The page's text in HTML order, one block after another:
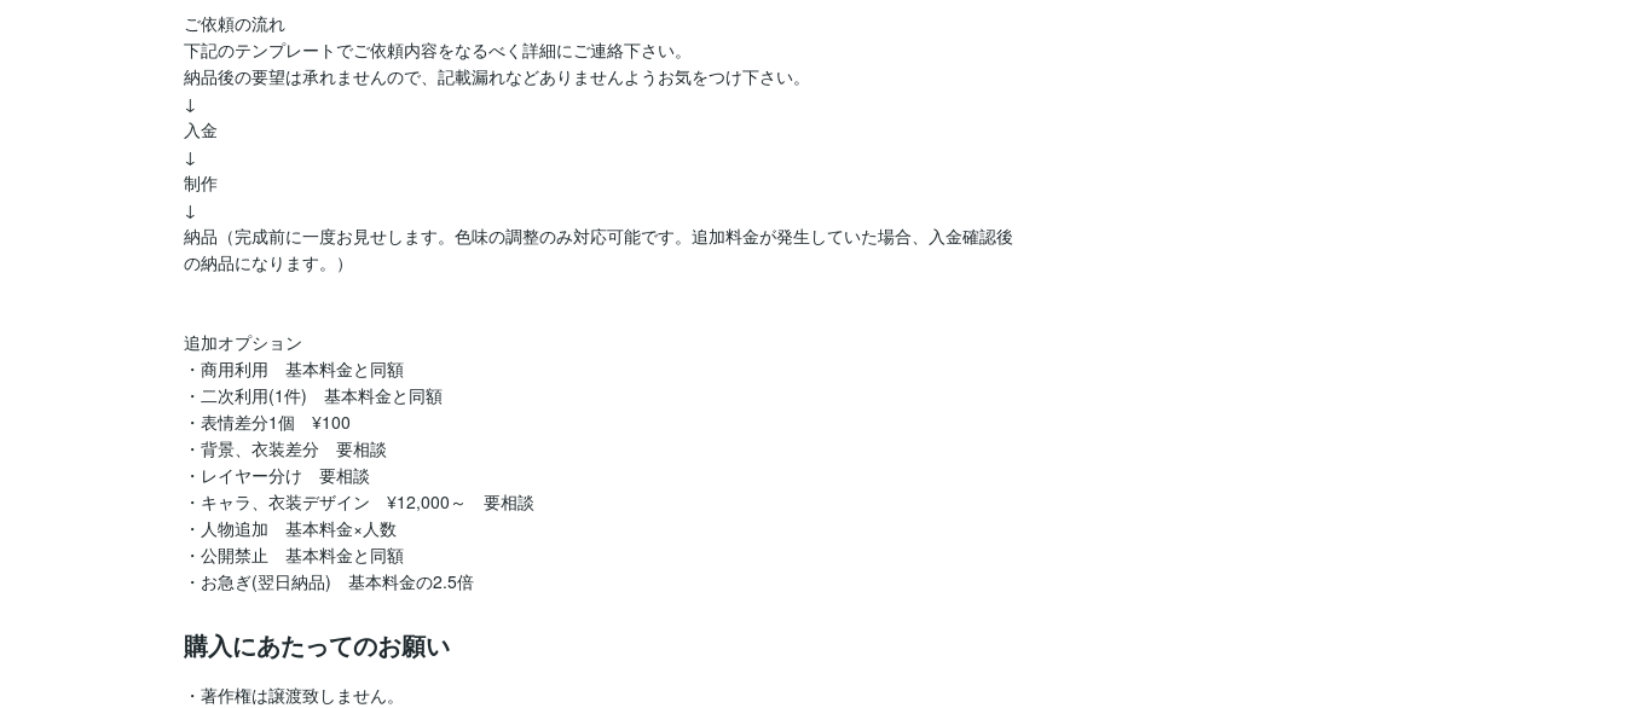
ご依頼の流れ
下記のテンプレートでご依頼内容をなるべく詳細にご連絡下さい。
納品後の要望は承れませんので、記載漏れなどありませんようお気をつけ下さい。
↓
入金
↓
制作
↓
納品（完成前に一度お見せします。色味の調整のみ対応可能です。追加料金が発生していた場合、入金確認後
の納品になります。）
追加オプション
・商用利用　基本料金と同額
・二次利用(1件)　基本料金と同額
・表情差分1個　¥100
・背景、衣装差分　要相談
・レイヤー分け　要相談
・キャラ、衣装デザイン　¥12,000～　要相談
・人物追加　基本料金×人数
・公開禁止　基本料金と同額
・お急ぎ(翌日納品)　基本料金の2.5倍
購入にあたってのお願い
・著作権は譲渡致しません。